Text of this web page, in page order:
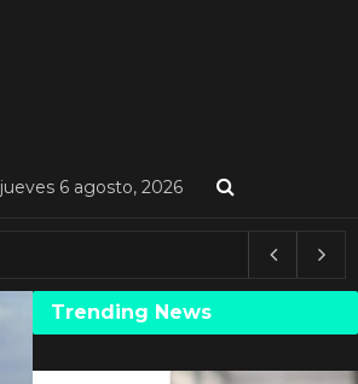
jueves 6 agosto, 2026
Trending News